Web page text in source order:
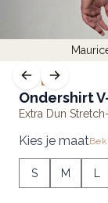
LITE
Ondershirt
Extra Dun
Kies je maat
S M